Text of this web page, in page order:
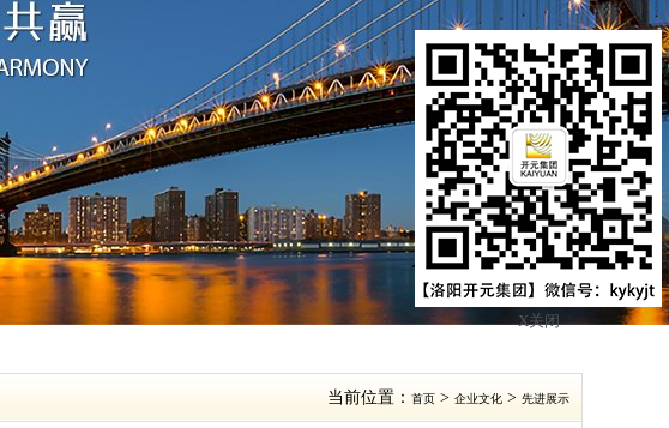
当前位置： 首页 > 企业文化 > 先进展示
X关闭